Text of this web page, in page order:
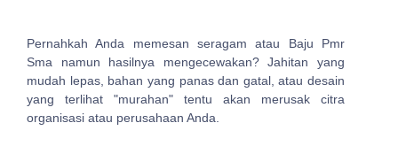
Pernahkah Anda memesan seragam atau Baju Pmr
Sma namun hasilnya mengecewakan? Jahitan yang
mudah lepas, bahan yang panas dan gatal, atau desain
yang terlihat "murahan" tentu akan merusak citra
organisasi atau perusahaan Anda.